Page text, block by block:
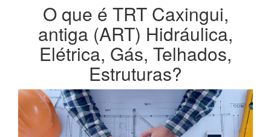
O que é TRT Caxingui,
antiga (ART) Hidráulica,
Elétrica, Gás, Telhados,
Estruturas?